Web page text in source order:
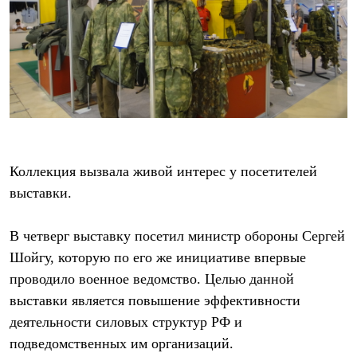
Рубашки
Футболки
Толстовки
Брюки
Термобелье
Теплое термобелье
Среднее термобелье
Легкое термобелье
Брюки
Детская одежда
Утепленная пухом
Брюки
Утепленная синтетикой
Комбинезоны
Куртки
Брюки
Футболки
Толстовки
Коллекция вызвала живой интерес у посетителей
выставки.
В четверг выставку посетил министр обороны Сергей
Шойгу, которую по его же инициативе впервые
проводило военное ведомство. Целью данной
выставки является повышение эффективности
деятельности силовых структур РФ и
подведомственных им организаций.